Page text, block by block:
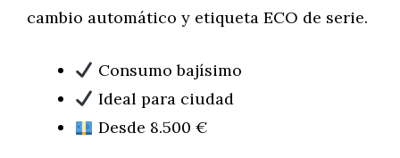
cambio automático y etiqueta ECO de serie.
Consumo bajísimo
Ideal para ciudad
Desde 8.500 €